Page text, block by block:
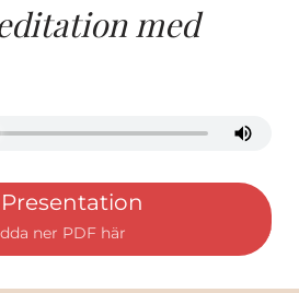
med
Presentation
ner PDF här